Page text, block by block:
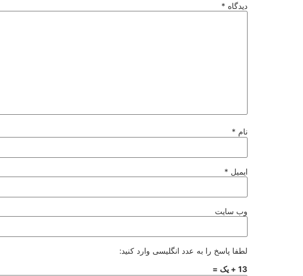
دیدگاه *
نام *
ایمیل *
وب‌ سایت
لطفا پاسخ را به عدد انگلیسی وارد کنید:
13 + یک =